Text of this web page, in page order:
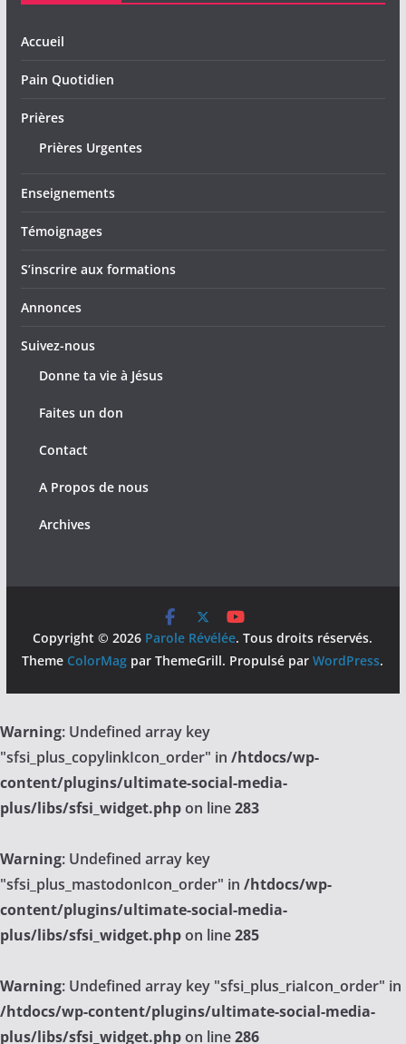
Accueil
Pain Quotidien
Prières
Prières Urgentes
Enseignements
Témoignages
S’inscrire aux formations
Annonces
Suivez-nous
Donne ta vie à Jésus
Faites un don
Contact
A Propos de nous
Archives
Copyright © 2026 Parole Révélée. Tous droits réservés.
Theme ColorMag par ThemeGrill. Propulsé parWordPress.
Warning: Undefined array key
"sfsi_plus_copylinkIcon_order" in /htdocs/wp-
content/plugins/ultimate-social-media-
plus/libs/sfsi_widget.phpon line283
Warning: Undefined array key
"sfsi_plus_mastodonIcon_order" in /htdocs/wp-
content/plugins/ultimate-social-media-
plus/libs/sfsi_widget.phpon line285
Warning: Undefined array key "sfsi_plus_riaIcon_order" in
/htdocs/wp-content/plugins/ultimate-social-media-
plus/libs/sfsi_widget.phpon line286